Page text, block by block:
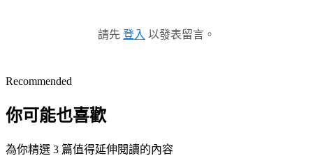
請先 登入 以發表留言。
Recommended
你可能也喜歡
為你精選 3 篇值得延伸閱讀的內容